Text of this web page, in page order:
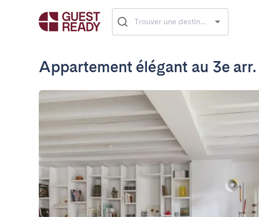
Appartement élégant au 3e arr.